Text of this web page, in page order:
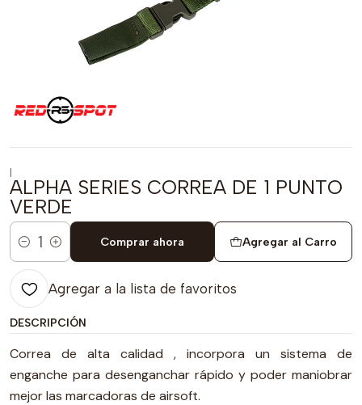
|
ALPHA SERIES CORREA DE 1 PUNTO
VERDE
Cantidad
Agregar al Carro
Comprar ahora
Agregar a la lista de favoritos
DESCRIPCIÓN
Correa de alta calidad , incorpora un sistema de
enganche para desenganchar rápido y poder maniobrar
mejor las marcadoras de airsoft.